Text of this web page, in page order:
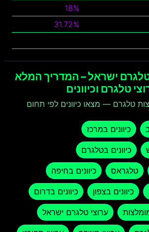
18%
31.72%
ישראל – המדריך המלא
טלגרם וכיוונים
טלגרם — מצאו כיוונים לפי תחום
כיוונים במרכז
כיוונים בטלגרם
טלגראס כיוונים בחיפה
כיוונים בצפון כיוונים בדרום
ערוצי טלגרם ישראל